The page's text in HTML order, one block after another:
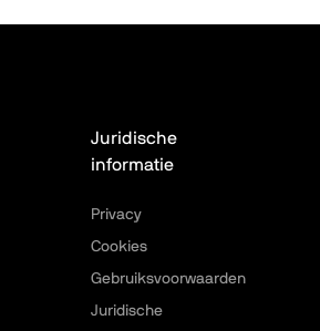
Juridische
informatie
Privacy
Cookies
Gebruiksvoorwaarden
Juridische